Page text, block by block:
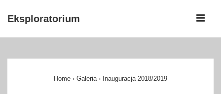
Skip
Content
Eksploratorium
nawigacja
Home › Galeria › Inauguracja 2018/2019